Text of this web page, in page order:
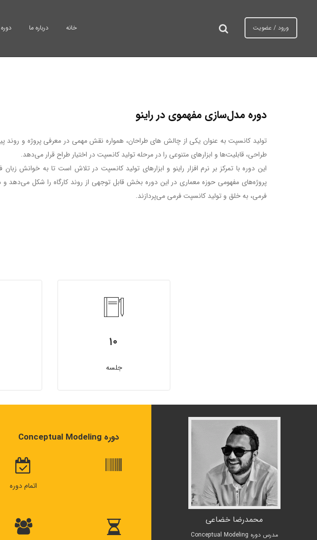
کردن
لینک
خانه درباره ما ورود / عضویت
دوره مدل‌سازی مفهموی در راینو
تولید کانسپت به عنوان یکی از چالش های طراحان، همواره نقش مهمی در معرفی پروژه و روند
طراحی، قابلیت‌ها و ابزارهای متنوعی را در مرحله تولید کانسپت در اختیار طراح قرار می‌دهد.
این دوره با تمرکز بر نرم ‌افزار راینو و ابزارهای تولید کانسپت در تلاش است تا به خوانش
پروژه‌های مفهومی حوزه معماری در این دوره بخش قابل توجهی از روند کارگاه را شکل می‌دهد و
فرمی، به خلق و تولید کانسپت فرمی می‌پردازند.
۱۰
جلسه
محمدرضا خضاعی
مدرس دوره Conceptual Modeling
دوره Conceptual Modeling
اتمام دوره